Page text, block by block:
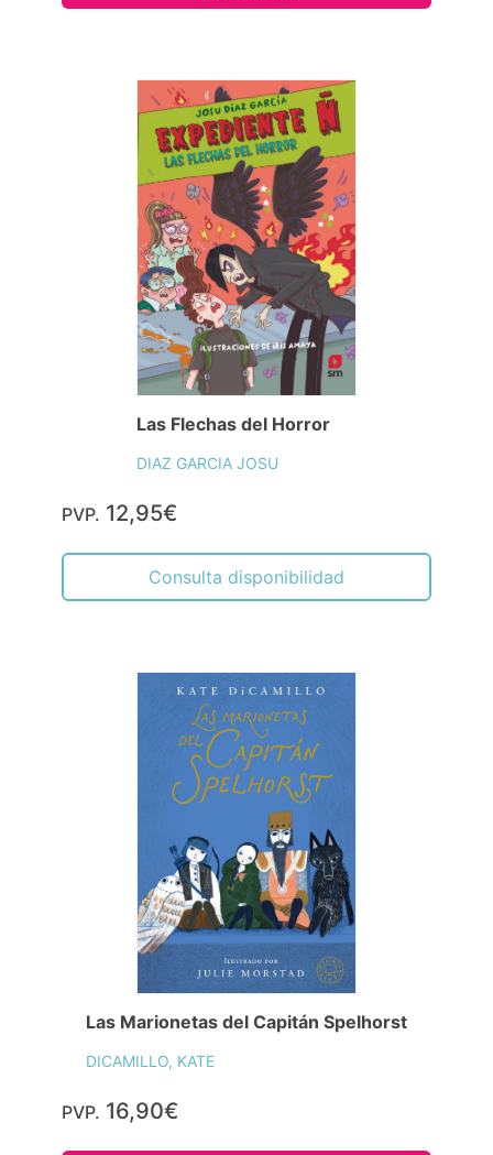
Las Flechas del Horror
DIAZ GARCIA JOSU
PVP. 12,95€
Consulta disponibilidad
Las Marionetas del Capitán Spelhorst
DICAMILLO, KATE
PVP. 16,90€